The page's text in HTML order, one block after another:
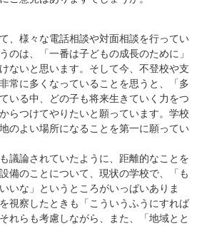
、様々な電話相談や対面相談を行ってい
のは、「一番は子どもの成長のために」
ないと思います。そして今、不登校や支
常に多くなっていることを思うと、「多
いる中、どの子も将来生きていく力をつ
らつけてやりたいと願っています。学校
のよい場所になることを第一に願ってい
議論されていたように、距離的なことを
備のことについて、現状の学校で、「も
いな」というところがいっぱいありま
視察したときも「こういうふうにすれば
れらも考慮しながら、また、「地域とと